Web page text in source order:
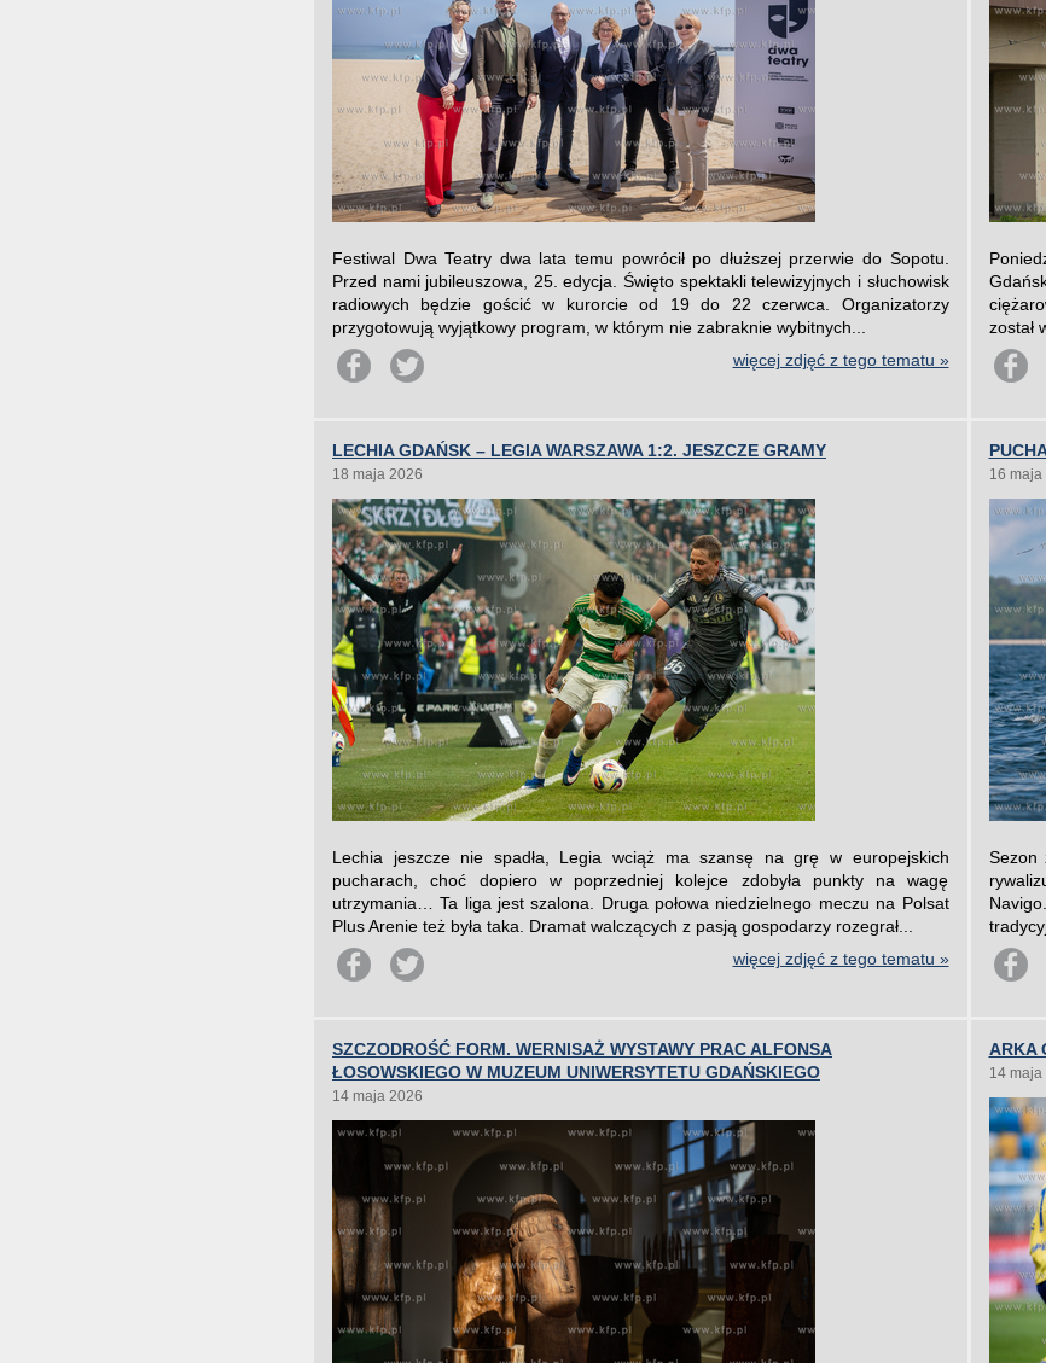
Festiwal Dwa Teatry dwa lata temu powrócił po dłuższej przerwie do Sopotu.
Przed nami jubileuszowa, 25. edycja. Święto spektakli telewizyjnych i słuchowisk
radiowych będzie gościć w kurorcie od 19 do 22 czerwca. Organizatorzy
przygotowują wyjątkowy program, w którym nie zabraknie wybitnych...
więcej zdjęć z tego tematu »
został
LECHIA GDAŃSK – LEGIA WARSZAWA 1:2. JESZCZE GRAMY
18 maja 2026
Lechia jeszcze nie spadła, Legia wciąż ma szansę na grę w europejskich
pucharach, choć dopiero w poprzedniej kolejce zdobyła punkty na wagę
utrzymania… Ta liga jest szalona. Druga połowa niedzielnego meczu na Polsat
Plus Arenie też była taka. Dramat walczących z pasją gospodarzy rozegrał...
więcej zdjęć z tego tematu »
16 maja
Sezon
SZCZODROŚĆ FORM. WERNISAŻ WYSTAWY PRAC ALFONSA
ŁOSOWSKIEGO W MUZEUM UNIWERSYTETU GDAŃSKIEGO
14 maja 2026
ARKA
14 maja